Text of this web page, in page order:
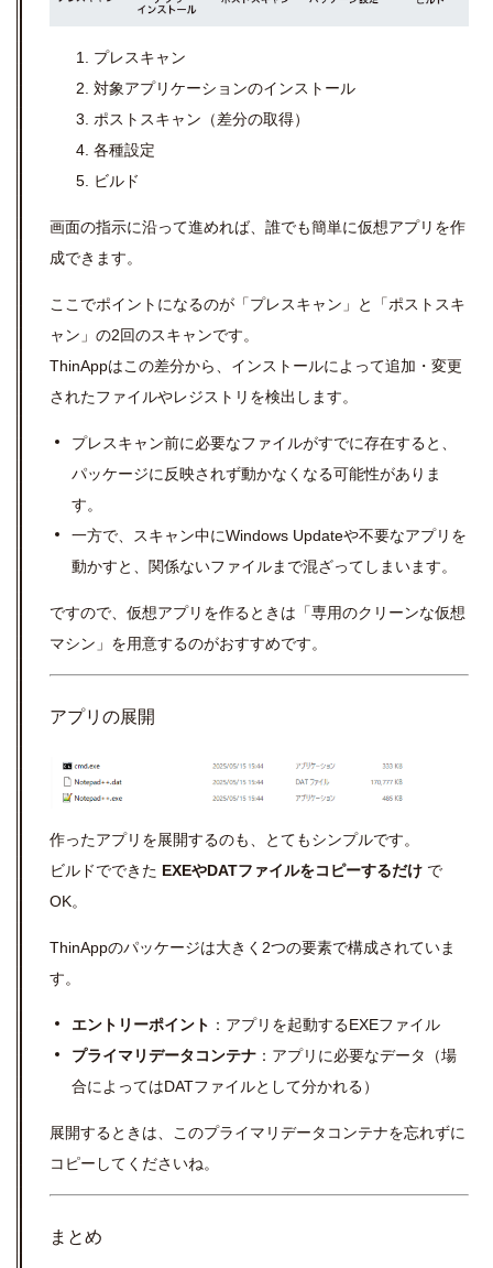
プレスキャン
対象アプリケーションのインストール
ポストスキャン（差分の取得）
各種設定
ビルド
画面の指示に沿って進めれば、誰でも簡単に仮想アプリを作
成できます。
ここでポイントになるのが「プレスキャン」と「ポストスキ
ャン」の2回のスキャンです。
ThinAppはこの差分から、インストールによって追加・変更
されたファイルやレジストリを検出します。
プレスキャン前に必要なファイルがすでに存在すると、
パッケージに反映されず動かなくなる可能性がありま
す。
一方で、スキャン中にWindows Updateや不要なアプリを
動かすと、関係ないファイルまで混ざってしまいます。
ですので、仮想アプリを作るときは「専用のクリーンな仮想
マシン」を用意するのがおすすめです。
アプリの展開
作ったアプリを展開するのも、とてもシンプルです。
ビルドでできた EXEやDATファイルをコピーするだけ で
OK。
ThinAppのパッケージは大きく2つの要素で構成されていま
す。
エントリーポイント ：アプリを起動するEXEファイル
プライマリデータコンテナ ：アプリに必要なデータ（場
合によってはDATファイルとして分かれる）
展開するときは、このプライマリデータコンテナを忘れずに
コピーしてくださいね。
まとめ